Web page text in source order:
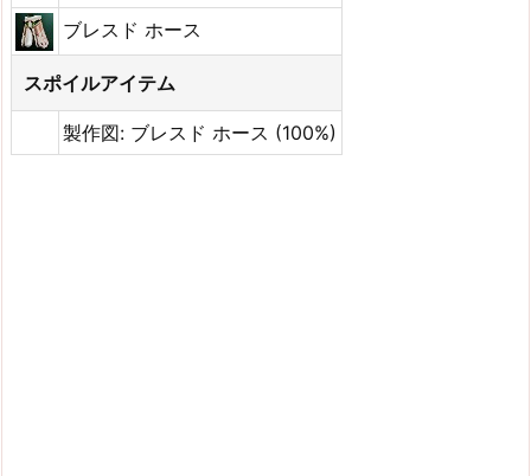
ブレスド ホース
スポイルアイテム
製作図: ブレスド ホース (100%)